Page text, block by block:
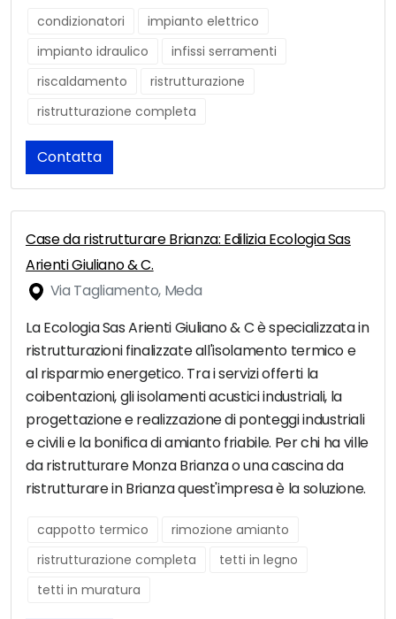
condizionatori
impianto elettrico
impianto idraulico
infissi serramenti
riscaldamento
ristrutturazione
ristrutturazione completa
Contatta
Case da ristrutturare Brianza: Edilizia Ecologia Sas
Arienti Giuliano & C.
Via Tagliamento, Meda
La Ecologia Sas Arienti Giuliano & C è specializzata in
ristrutturazioni finalizzate all'isolamento termico e
al risparmio energetico. Tra i servizi offerti la
coibentazioni, gli isolamenti acustici industriali, la
progettazione e realizzazione di ponteggi industriali
e civili e la bonifica di amianto friabile. Per chi ha ville
da ristrutturare Monza Brianza o una cascina da
ristrutturare in Brianza quest'impresa è la soluzione.
cappotto termico
rimozione amianto
ristrutturazione completa
tetti in legno
tetti in muratura